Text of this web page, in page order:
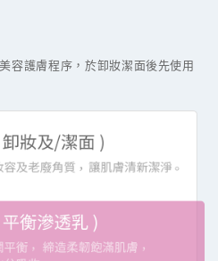
容護膚程序，於卸妝潔面後先使用